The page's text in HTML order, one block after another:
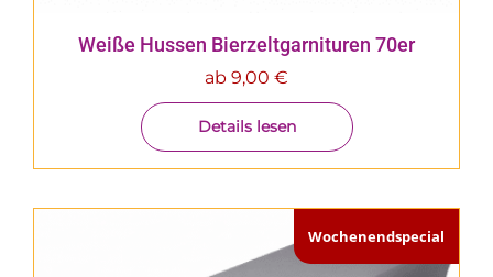
Weiße Hussen Bierzeltgarnituren 70er
ab 9,00 €
Details lesen
Wochenendspecial